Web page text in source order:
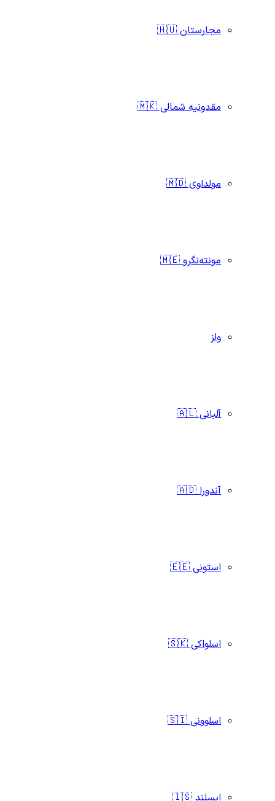
مجارستان 🇭🇺
مقدونیه شمالی 🇲🇰
مولداوی 🇲🇩
مونته‌نگرو 🇲🇪
ولز
آلبانی 🇦🇱
آندورا 🇦🇩
استونی 🇪🇪
اسلواکی 🇸🇰
اسلوونی 🇸🇮
ایسلند 🇮🇸